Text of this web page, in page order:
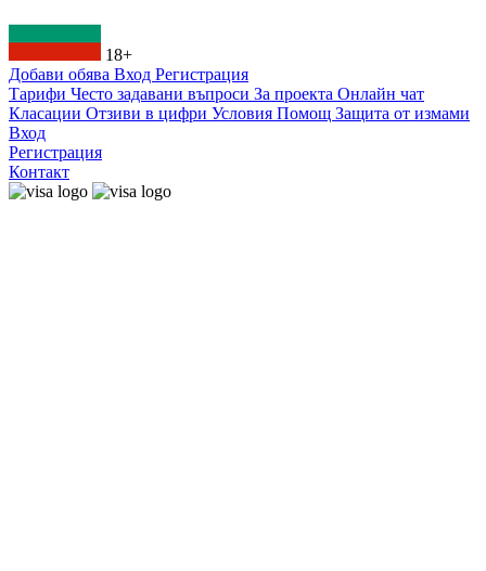
18+
Добави обява Вход Регистрация
Тарифи Често задавани въпроси За проекта Онлайн чат
Класации Отзиви в цифри Условия Помощ Защита от измами
Вход
Регистрация
Контакт